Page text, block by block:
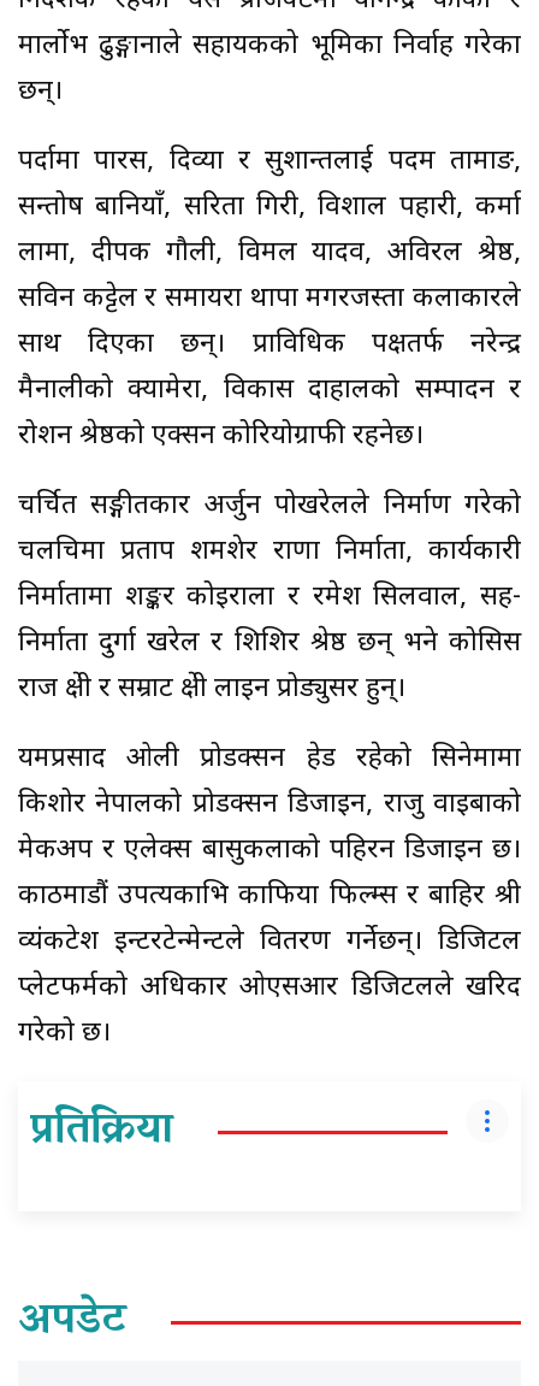
मार्लोभ ढुङ्गानाले सहायकको भूमिका निर्वाह गरेका
छन्।
पर्दामा पारस, दिव्या र सुशान्तलाई पदम तामाङ,
सन्तोष बानियाँ, सरिता गिरी, विशाल पहारी, कर्मा
लामा, दीपक गौली, विमल यादव, अविरल श्रेष्ठ,
सविन कट्टेल र समायरा थापा मगरजस्ता कलाकारले
साथ दिएका छन्। प्राविधिक पक्षतर्फ नरेन्द्र
मैनालीको क्यामेरा, विकास दाहालको सम्पादन र
रोशन श्रेष्ठको एक्सन कोरियोग्राफी रहनेछ।
चर्चित सङ्गीतकार अर्जुन पोखरेलले निर्माण गरेको
चलचित्रमा प्रताप शमशेर राणा निर्माता, कार्यकारी
निर्मातामा शङ्कर कोइराला र रमेश सिलवाल, सह-
निर्माता दुर्गा खरेल र शिशिर श्रेष्ठ छन्‌ भने कोसिस
राज क्षेत्री र सम्राट क्षेत्री लाइन प्रोड्युसर हुन्।
यमप्रसाद ओली प्रोडक्सन हेड रहेको सिनेमामा
किशोर नेपालको प्रोडक्सन डिजाइन, राजु वाइबाको
मेकअप र एलेक्स बासुकलाको पहिरन डिजाइन छ।
काठमाडौं उपत्यकाभित्र काफिया फिल्म्स र बाहिर श्री
व्यंकटेश इन्टरटेन्मेन्टले वितरण गर्नेछन्। डिजिटल
प्लेटफर्मको अधिकार ओएसआर डिजिटलले खरिद
गरेको छ।
प्रतिक्रिया
अपडेट